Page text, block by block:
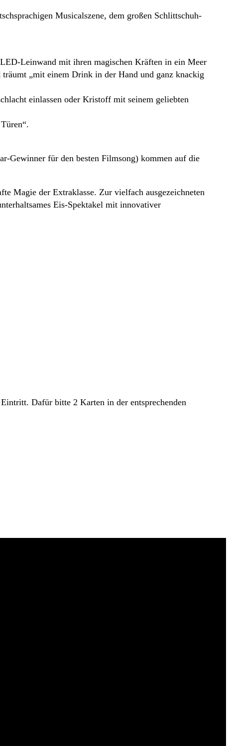
Musicalszene, dem großen Schlittschuh-
Leinwand mit ihren magischen Kräften in ein Meer
„mit einem Drink in der Hand und ganz knackig
einlassen oder Kristoff mit seinem geliebten
Gewinner für den besten Filmsong) kommen auf die
Magie der Extraklasse. Zur vielfach ausgezeichneten
Eis-Spektakel mit innovativer
Dafür bitte 2 Karten in der entsprechenden